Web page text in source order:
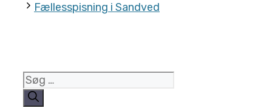
Fællesspisning i Sandved
Søg
efter: